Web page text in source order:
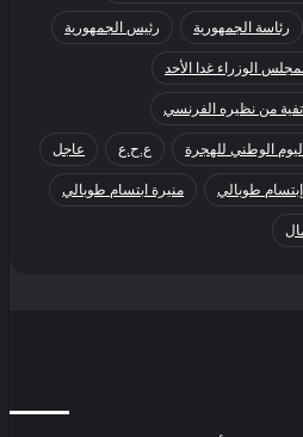
رئاسة الجمهورية رئيس الجمهورية
الوزراء غدا الأحد
من نظيره الفرنسي
الوطني للهجرة ع.ح.ع عاجل
طوبالي منيرة ابتسام طوبالي